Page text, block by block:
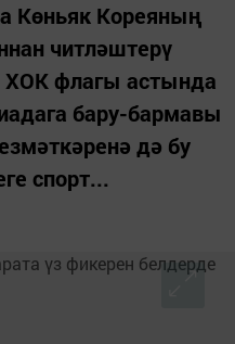
Көньяк Кореяның
читләштерү
ХОК флагы астында
бару-бармавы
дә бу
спорт...